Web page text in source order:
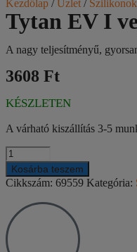
Kezdőlap /Üzlet /
Tytan EV I
A nagy teljesítményű,
3608 Ft
KÉSZLETEN
A várható kiszállítás 3-5
Kosárba teszem
Cikkszám: 69559 Kategória: